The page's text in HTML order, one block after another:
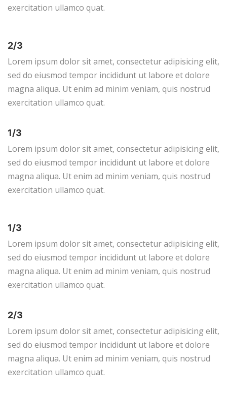
exercitation ullamco quat.
2/3
Lorem ipsum dolor sit amet, consectetur adipisicing elit,
sed do eiusmod tempor incididunt ut labore et dolore
magna aliqua. Ut enim ad minim veniam, quis nostrud
exercitation ullamco quat.
1/3
Lorem ipsum dolor sit amet, consectetur adipisicing elit,
sed do eiusmod tempor incididunt ut labore et dolore
magna aliqua. Ut enim ad minim veniam, quis nostrud
exercitation ullamco quat.
1/3
Lorem ipsum dolor sit amet, consectetur adipisicing elit,
sed do eiusmod tempor incididunt ut labore et dolore
magna aliqua. Ut enim ad minim veniam, quis nostrud
exercitation ullamco quat.
2/3
Lorem ipsum dolor sit amet, consectetur adipisicing elit,
sed do eiusmod tempor incididunt ut labore et dolore
magna aliqua. Ut enim ad minim veniam, quis nostrud
exercitation ullamco quat.